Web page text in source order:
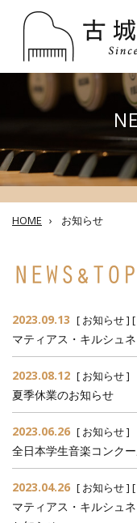
HOME › お知らせ
2023.09.13 [ お知らせ] [
マティアス・キルシュ
2023.08.12 [ お知らせ]
夏季休業のお知らせ
2023.06.26 [ お知らせ]
全日本学生音楽コンク
2023.04.26 [ お知らせ] [
マティアス・キルシュ